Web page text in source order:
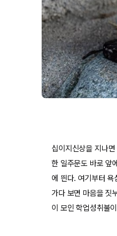
십이지신상을 지나
한 일주문도 바로 앞
에 띈다. 여기부터
가다 보면 마음을 짓
이 모인 학업성취불